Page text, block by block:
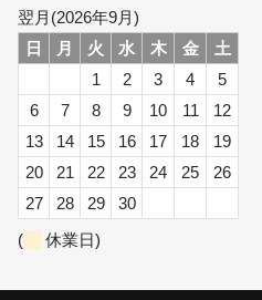
翌月(2026年9月)
日
月 火 水 木 金
土
1
2 3 4
5
6
7 8 9 10 11
12
13
14 15 16 17 18
19
20
21 22 23 24 25
26
27
28 29
30
(
休業日)